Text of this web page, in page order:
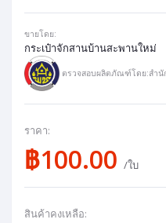
ขายโดย:
กระเป๋าจักสานบ้านสะพานใหม่
ตรวจสอบผลิตภัณฑ์โดย:สำ
ราคา:
฿100.00 /ใบ
สินค้าคงเหลือ: